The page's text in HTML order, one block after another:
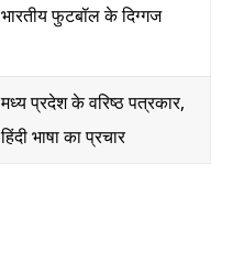
भारतीय फुटबॉल के दिग्गज
मध्य प्रदेश के वरिष्ठ पत्रकार,
हिंदी भाषा का प्रचार